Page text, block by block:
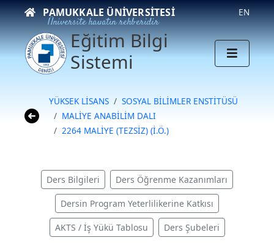
PAMUKKALE ÜNIVERSITESI
Üniversite hayatın rehberidir
EN
Eğitim Bilgi
Sistemi
YÜKSEK LİSANS
SOSYAL BİLİMLER ENSTİTÜSÜ
MALİYE ANABİLİM DALI
2264 MALİYE (TEZSİZ) (İ.Ö.)
Ders Bilgileri Ders Öğrenme Kazanımları
Dersin Program Yeterlilikerine Katkısı
AKTS / İş Yükü Tablosu Ders Şubeleri